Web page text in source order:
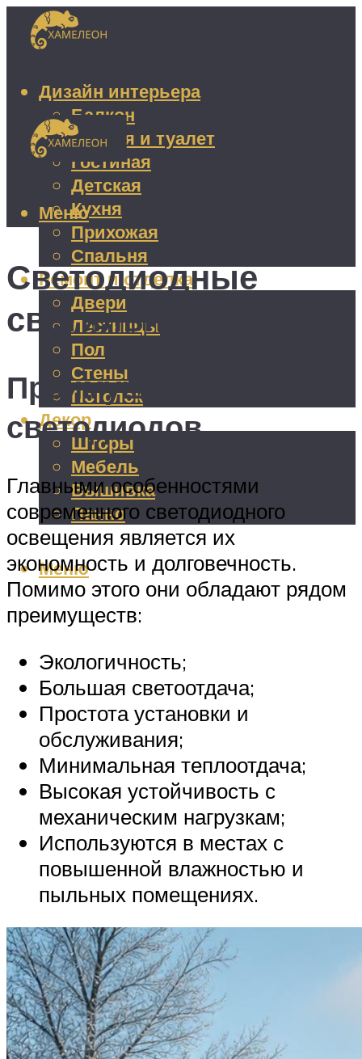
Дизайн интерьера
Балкон
Ванная и туалет
Гостиная
Детская
Кухня
Прихожая
Спальня
Ремонт и отделка
Двери
Лестницы
Пол
Стены
Потолок
Декор
Шторы
Мебель
Вышивка
Панно
Меню
Меню
Светодиодные
светильники
Преимущества
светодиодов
Главными особенностями
современного светодиодного
освещения является их
экономность и долговечность.
Помимо этого они обладают рядом
преимуществ:
Экологичность;
Большая светоотдача;
Простота установки и
обслуживания;
Минимальная теплоотдача;
Высокая устойчивость с
механическим нагрузкам;
Используются в местах с
повышенной влажностью и
пыльных помещениях.